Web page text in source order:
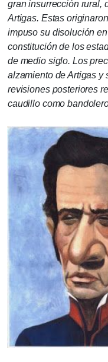
gran insurrección rural,
Artigas. Estas
impuso su disolución
constitución de los
de medio siglo. Los
alzamiento de Artigas
revisiones posteriores
caudillo como